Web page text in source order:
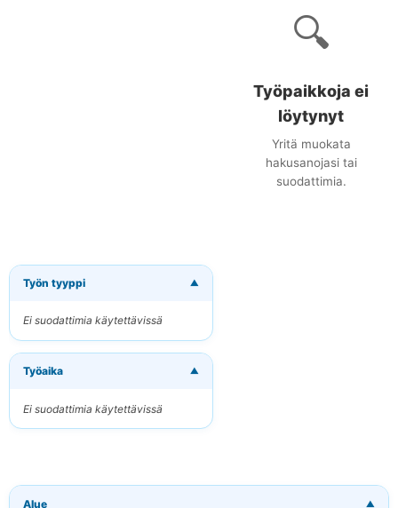
🔍
Työpaikkoja ei
löytynyt
Yritä muokata
hakusanojasi tai
suodattimia.
Työn tyyppi ▼
Ei suodattimia käytettävissä
Työaika ▼
Ei suodattimia käytettävissä
Alue ▼